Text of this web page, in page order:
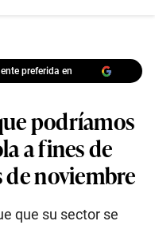
preferida en
podríamos
a fines de
noviembre
que su sector se